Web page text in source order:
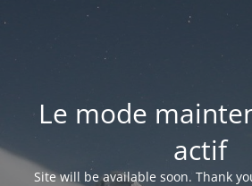
Le mode
actif
Site will be available soon. Thank